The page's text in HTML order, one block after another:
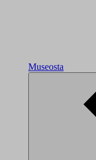
Museosta